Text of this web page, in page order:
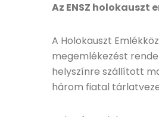
Az ENSZ holokauszt
A Holokauszt
megemlékezést
helyszínre szállított
három fiatal